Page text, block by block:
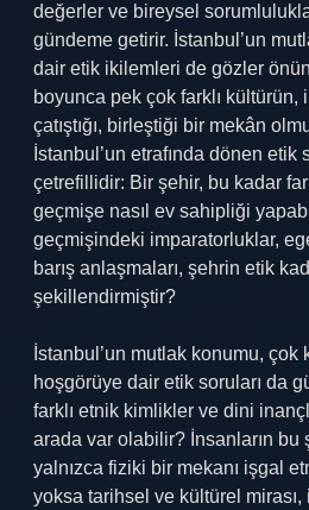
değerler ve bireysel
gündeme getirir. İstanbul’un
dair etik ikilemleri de gözler
boyunca pek çok farklı kültürün,
çatıştığı, birleştiği bir mekân
İstanbul’un etrafında dönen
çetrefillidir: Bir şehir, bu kadar
geçmişe nasıl ev sahipliği
geçmişindeki imparatorluklar,
barış anlaşmaları, şehrin etik
şekillendirmiştir?
İstanbul’un mutlak konumu, çok
hoşgörüye dair etik soruları da
farklı etnik kimlikler ve dini
arada var olabilir? İnsanların bu
yalnızca fiziki bir mekanı işgal
yoksa tarihsel ve kültürel mirası,